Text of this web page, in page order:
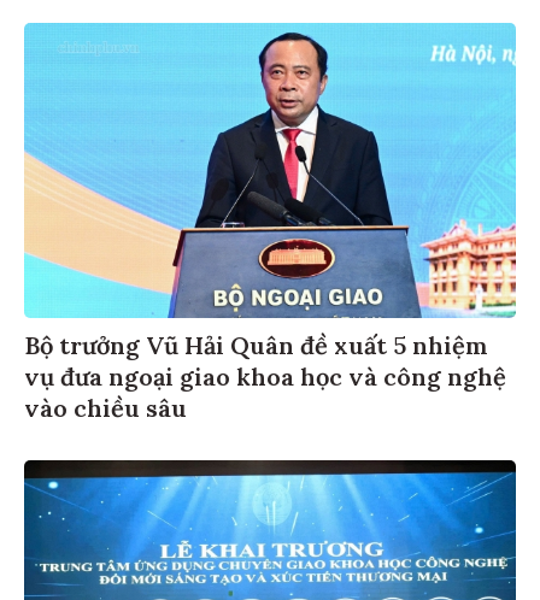
Bộ trưởng Vũ Hải Quân đề xuất 5 nhiệm
vụ đưa ngoại giao khoa học và công nghệ
vào chiều sâu